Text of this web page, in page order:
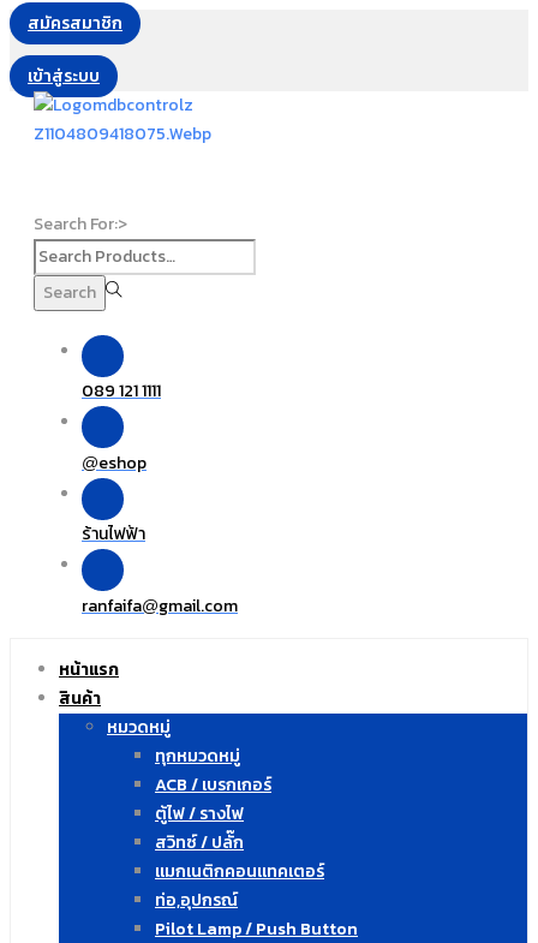
สมัครสมาชิก
เข้าสู่ระบบ
Search For:>
Search
089 121 1111
@eshop
ร้านไฟฟ้า
ranfaifa@gmail.com
หน้าแรก
สินค้า
หมวดหมู่
ทุกหมวดหมู่
ACB / เบรกเกอร์
ตู้ไฟ / รางไฟ
สวิทซ์ / ปลั๊ก
แมกเนติกคอนแทคเตอร์
ท่อ,อุปกรณ์
Pilot Lamp / Push Button